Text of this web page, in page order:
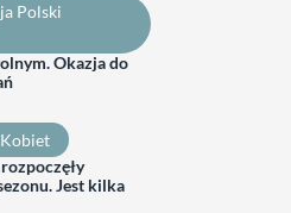
Polski
Okazja do
Jest kilka